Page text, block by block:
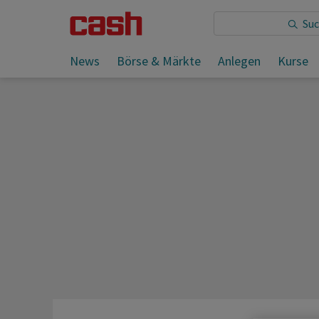
News Börse & Märkte Anlegen Kurse
Sie lesen: